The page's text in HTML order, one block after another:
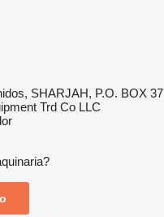
SHARJAH, P.O. BOX 37
Trd Co LLC